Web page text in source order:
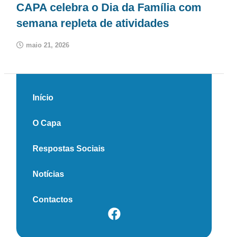
CAPA celebra o Dia da Família com
semana repleta de atividades
maio 21, 2026
Início
O Capa
Respostas Sociais
Notícias
Contactos